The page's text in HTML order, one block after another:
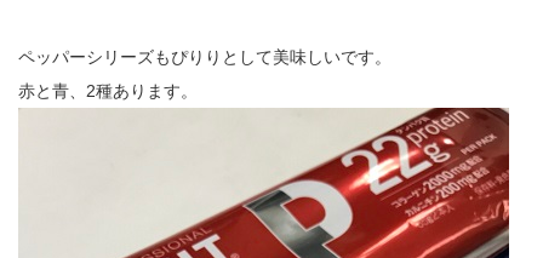
ペッパーシリーズもぴりりとして美味しいです。
赤と青、2種あります。